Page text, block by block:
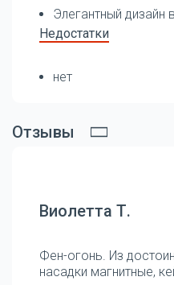
Элегантный дизайн
Недостатки
нет
Отзывы
Виолетта Т.
Фен-огонь. Из
насадки магнитные,